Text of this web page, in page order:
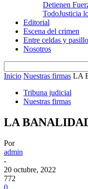
Detienen
TodoJusticia
Editorial
Escena del crimen
Entre celdas y
Nosotros
Inicio Nuestras firmas LA
Tribuna judicial
Nuestras firmas
LA
Por
admin
-
20 octubre, 2022
772
0